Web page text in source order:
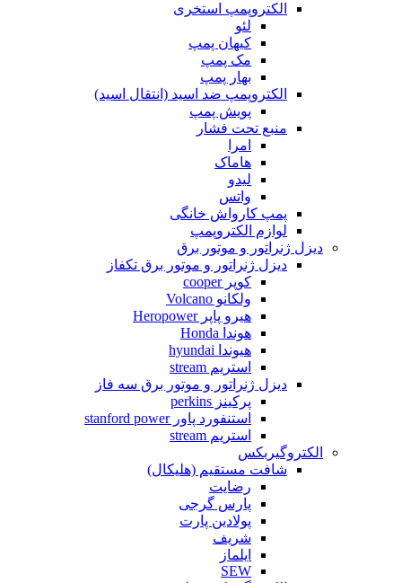
الکتروپمپ استخری
لئو
کیهان پمپ
مک پمپ
بهار پمپ
الکتروپمپ ضد اسید (انتقال اسید)
پویش پمپ
منبع تحت فشار
امرا
هاماک
لیدو
واتس
پمپ کارواش خانگی
لوازم الکتروپمپ
دیزل ژنراتور و موتور برق
دیزل ژنراتور و موتور برق تکفاز
کوپر cooper
ولکانو Volcano
هیرو پاپر Heropower
هوندا Honda
هیوندا hyundai
استریم stream
دیزل ژنراتور و موتور برق سه فاز
پرکینز perkins
استنفورد پاور stanford power
استریم stream
الکتروگیربکس
شافت مستقیم (هلیکال)
رضایت
پارس گرجی
پولادین پارت
شریف
ایلماز
SEW